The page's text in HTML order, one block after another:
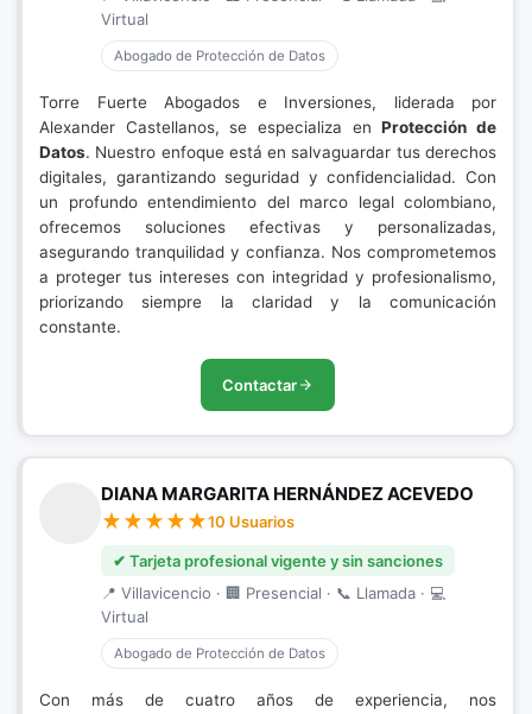
Virtual
Abogado de Protección de Datos
Torre Fuerte Abogados e Inversiones, liderada por
Alexander Castellanos, se especializa enProtección de
Datos. Nuestro enfoque está en salvaguardar tus derechos
digitales, garantizando seguridad y confidencialidad. Con
un profundo entendimiento del marco legal colombiano,
ofrecemos soluciones efectivas y personalizadas,
asegurando tranquilidad y confianza. Nos comprometemos
a proteger tus intereses con integridad y profesionalismo,
priorizando siempre la claridad y la comunicación
constante.
Contactar
DIANA MARGARITA HERNÁNDEZ ACEVEDO
10 Usuarios
✔ Tarjeta profesional vigente y sin sanciones
📍 Villavicencio · 🏢 Presencial · 📞 Llamada · 💻
Virtual
Abogado de Protección de Datos
Con más de cuatro años de experiencia, nos